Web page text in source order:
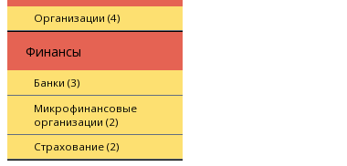
Организации (4)
Финансы
Банки (3)
Микрофинансовые
организации (2)
Страхование (2)